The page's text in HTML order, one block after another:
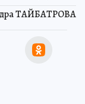
ТАЙБАТРОВА